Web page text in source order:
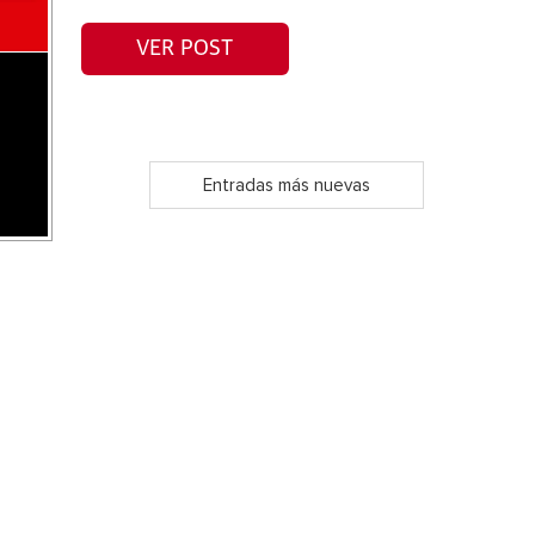
VER POST
Entradas más nuevas